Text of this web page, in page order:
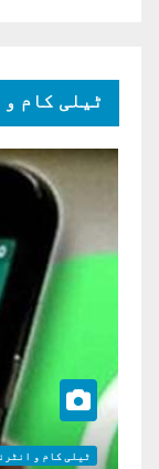
ٹیلی کام
ٹیلی کام و